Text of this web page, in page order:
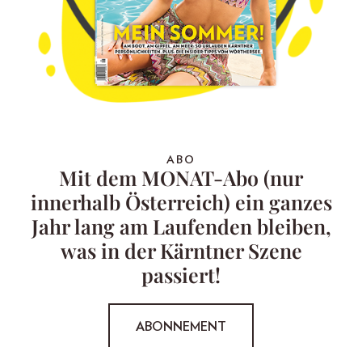
ABO
Mit dem MONAT-Abo (nur
innerhalb Österreich) ein ganzes
Jahr lang am Laufenden bleiben,
was in der Kärntner Szene
passiert!
ABONNEMENT